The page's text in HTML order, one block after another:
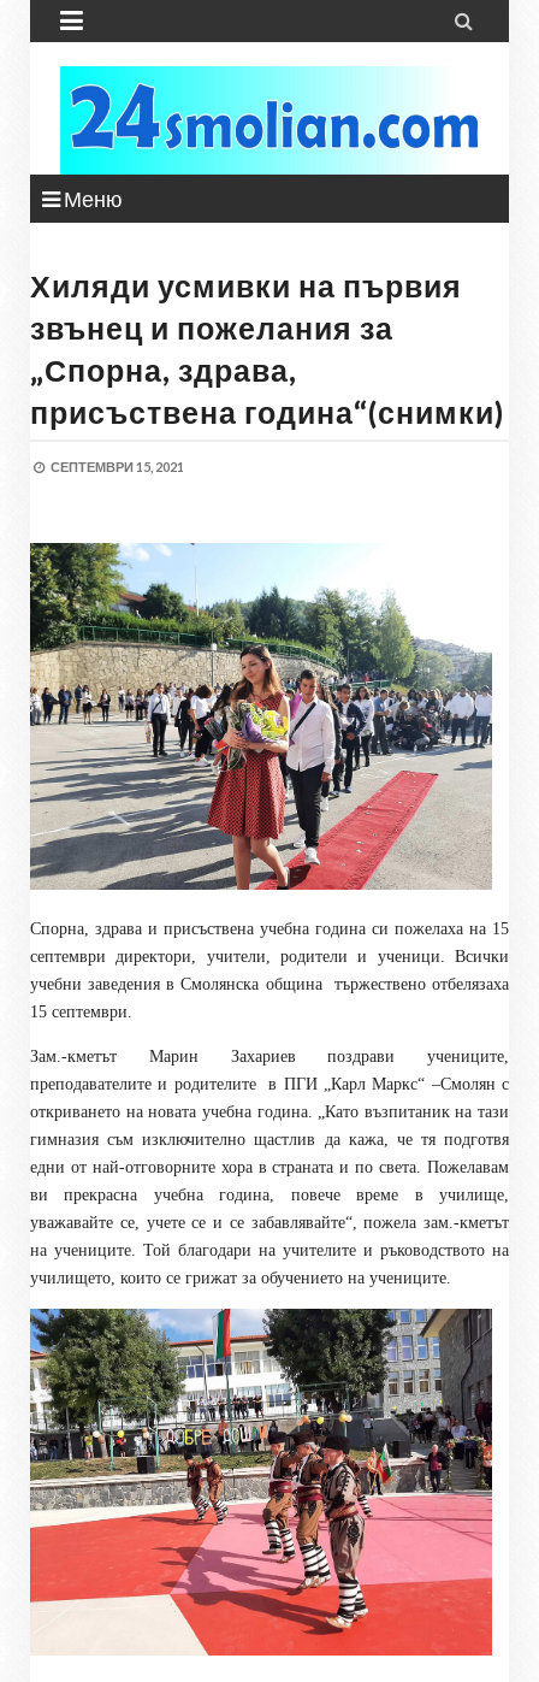
 
Меню
Хиляди усмивки на първия
звънец и пожелания за
„Спорна, здрава,
присъствена година“(снимки)
СЕПТЕМВРИ 15, 2021
Спорна, здрава и присъствена учебна година си пожелаха на 15
септември директори, учители, родители и ученици. Всички
учебни заведения в Смолянска община
тържествено отбелязаха
15 септември.
Зам.-кметът Марин Захариев поздрави учениците,
преподавателите и родителите
в ПГИ „Карл Маркс“ –Смолян с
откриването на новата учебна година. „Като възпитаник на тази
гимназия съм изключително щастлив да кажа, че тя подготвя
едни от най-отговорните хора в страната и по света. Пожелавам
ви прекрасна учебна година, повече време в училище,
уважавайте се, учете се и се забавлявайте“, пожела зам.-кметът
на учениците. Той благодари на учителите и ръководството на
училището, които се грижат за обучението на учениците.